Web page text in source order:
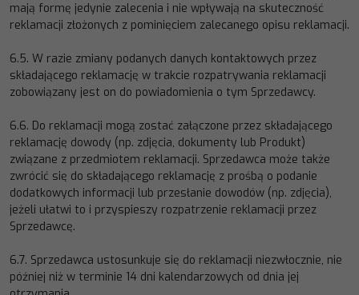
mają formę jedynie zalecenia i nie wpływają na skuteczność
reklamacji złożonych z pominięciem zalecanego opisu reklamacji.
6.5. W razie zmiany podanych danych kontaktowych przez
składającego reklamację w trakcie rozpatrywania reklamacji
zobowiązany jest on do powiadomienia o tym Sprzedawcy.
6.6. Do reklamacji mogą zostać załączone przez składającego
reklamację dowody (np. zdjęcia, dokumenty lub Produkt)
związane z przedmiotem reklamacji. Sprzedawca może także
zwrócić się do składającego reklamację z prośbą o podanie
dodatkowych informacji lub przesłanie dowodów (np. zdjęcia),
jeżeli ułatwi to i przyspieszy rozpatrzenie reklamacji przez
Sprzedawcę.
6.7. Sprzedawca ustosunkuje się do reklamacji niezwłocznie, nie
później niż w terminie 14 dni kalendarzowych od dnia jej